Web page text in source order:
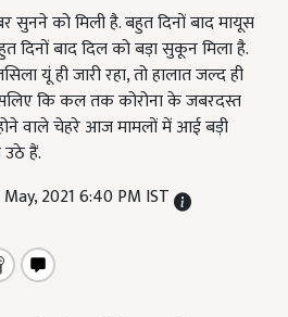
सुनने को मिली है. बहुत दिनों बाद मायूस
दिनों बाद दिल को बड़ा सुकून मिला है.
यूं ही जारी रहा, तो हालात जल्द ही
कि कल तक कोरोना के जबरदस्त
वाले चेहरे आज मामलों में आई बड़ी
हैं.
2021 6:40 PM IST